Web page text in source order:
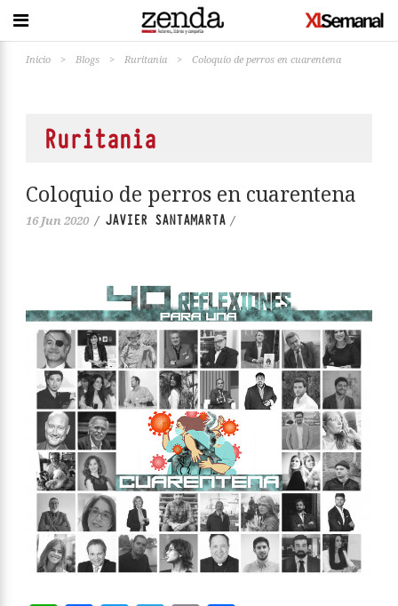
Inicio > Blogs > Ruritania > Coloquio de perros en cuarentena
Ruritania
Coloquio de perros en cuarentena
16 Jun 2020 / JAVIER SANTAMARTA /